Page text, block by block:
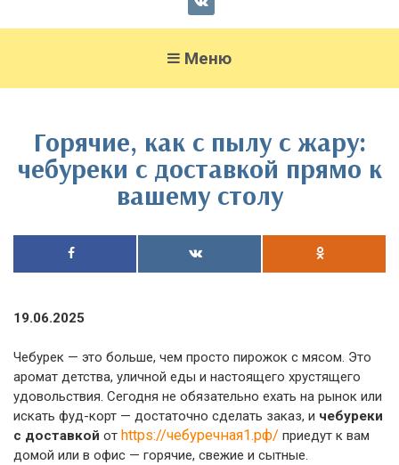
Меню
Горячие, как с пылу с жару:
чебуреки с доставкой прямо к
вашему столу
19.06.2025
Чебурек — это больше, чем просто пирожок с мясом. Это
аромат детства, уличной еды и настоящего хрустящего
удовольствия. Сегодня не обязательно ехать на рынок или
искать фуд-корт — достаточно сделать заказ, и чебуреки
с доставкой от https://чебуречная1.рф/ приедут к вам
домой или в офис — горячие, свежие и сытные.